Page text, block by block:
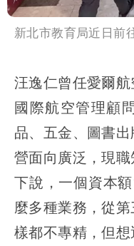
新北市教育局近日前
汪逸仁曾任愛爾
國際航空管理顧
品、五金、圖書
營面向廣泛，現
下說，一個資本
麼多種業務，從
樣都不專精，但